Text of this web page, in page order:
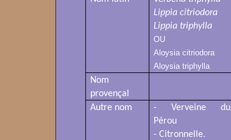
Lippia citriodora
Lippia triphylla
OU
Aloysia citriodora
Aloysia triphylla
Nom
provençal
Autre nom
- Verveine du
Pérou
- Citronnelle.